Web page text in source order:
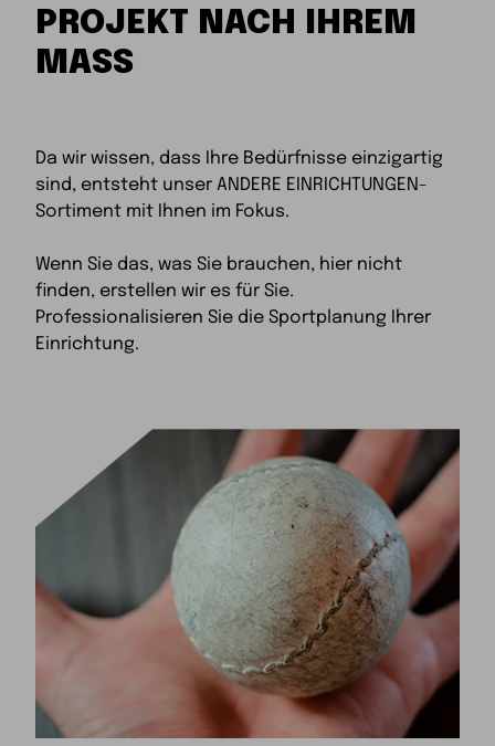
PROJEKT NACH IHREM
MASS
Da wir wissen, dass Ihre Bedürfnisse einzigartig
sind, entsteht unser ANDERE EINRICHTUNGEN-
Sortiment mit Ihnen im Fokus.
Wenn Sie das, was Sie brauchen, hier nicht
finden, erstellen wir es für Sie.
Professionalisieren Sie die Sportplanung Ihrer
Einrichtung.